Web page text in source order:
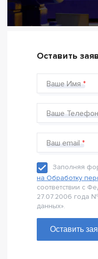
Оставить
Ваше Имя
Ваше Телефон
Ваш email
Заполняя
на Обработку
соответствии с
27.07.2006 года
данных».
Оставить